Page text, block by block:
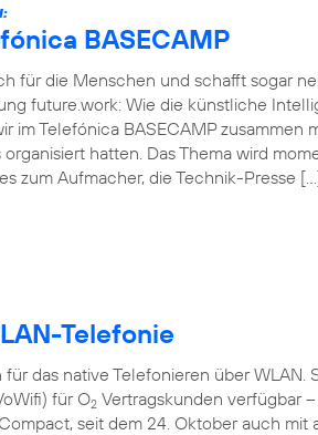
BASECAMP
für die Menschen und schafft sogar
future.work: Wie die künstliche
im Telefónica BASECAMP zusammen
hatten. Das Thema wird
zum Aufmacher, die Technik-Presse
Telefonie
das native Telefonieren über WLAN.
für O2 Vertragskunden verfügbar
seit dem 24. Oktober auch mit